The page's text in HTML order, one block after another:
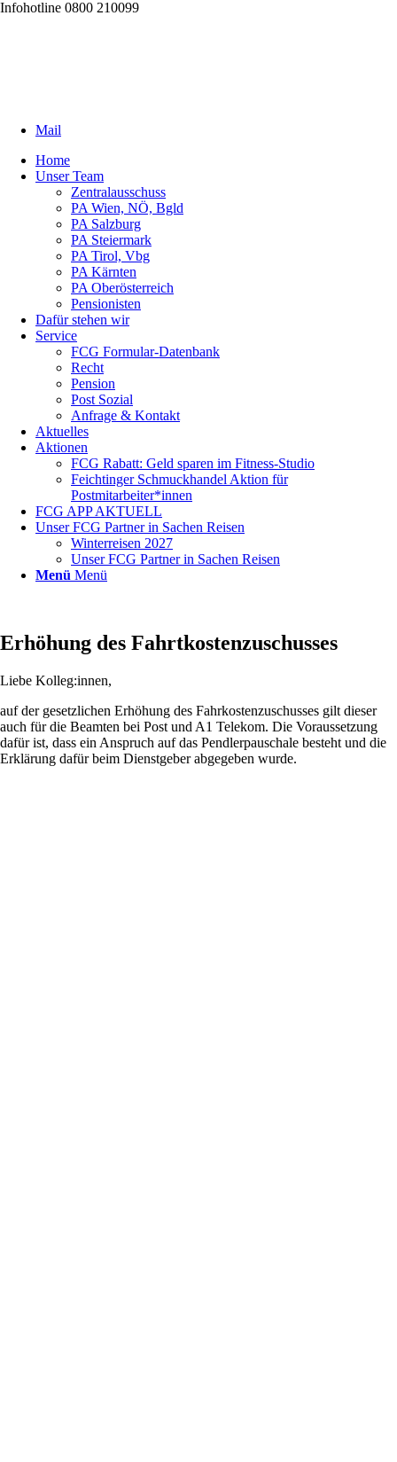
Infohotline 0800 210099
Mail
Home
Unser Team
Zentralausschuss
PA Wien, NÖ, Bgld
PA Salzburg
PA Steiermark
PA Tirol, Vbg
PA Kärnten
PA Oberösterreich
Pensionisten
Dafür stehen wir
Service
FCG Formular-Datenbank
Recht
Pension
Post Sozial
Anfrage & Kontakt
Aktuelles
Aktionen
FCG Rabatt: Geld sparen im Fitness-Studio
Feichtinger Schmuckhandel Aktion für
Postmitarbeiter*innen
FCG APP AKTUELL
Unser FCG Partner in Sachen Reisen
Winterreisen 2027
Unser FCG Partner in Sachen Reisen
Menü Menü
Erhöhung des Fahrtkostenzuschusses
Liebe Kolleg:innen,
auf der gesetzlichen Erhöhung des Fahrkostenzuschusses gilt dieser
auch für die Beamten bei Post und A1 Telekom. Die Voraussetzung
dafür ist, dass ein Anspruch auf das Pendlerpauschale besteht und die
Erklärung dafür beim Dienstgeber abgegeben wurde.